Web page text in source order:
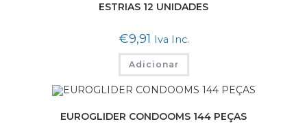
ESTRIAS 12 UNIDADES
€9,91 Iva Inc.
Adicionar
EUROGLIDER CONDOOMS 144 PEÇAS